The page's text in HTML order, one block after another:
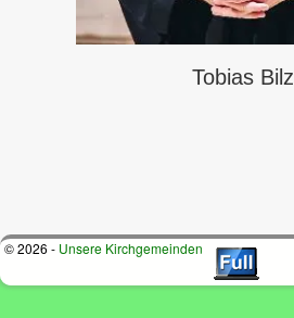
Tobias Bilz
© 2026 - Unsere Kirchgemeinden